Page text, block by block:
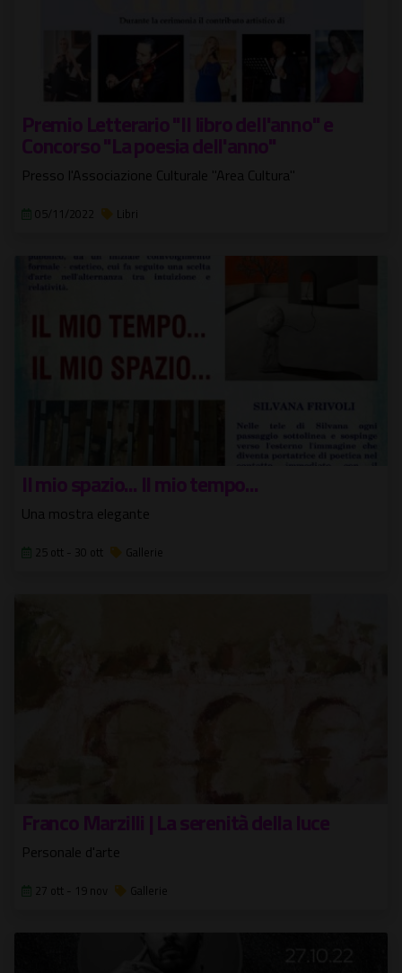
Premio Letterario "Il libro dell'anno" e
Concorso "La poesia dell'anno"
Presso l'Associazione Culturale "Area Cultura"
05/11/2022 Libri
Il mio spazio... Il mio tempo...
Una mostra elegante
25 ott - 30 ott Gallerie
Franco Marzilli | La serenità della luce
Personale d'arte
27 ott - 19 nov Gallerie